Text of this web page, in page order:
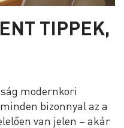
TIPPEK,
modernkori
bizonnyal az a
van jelen – akár